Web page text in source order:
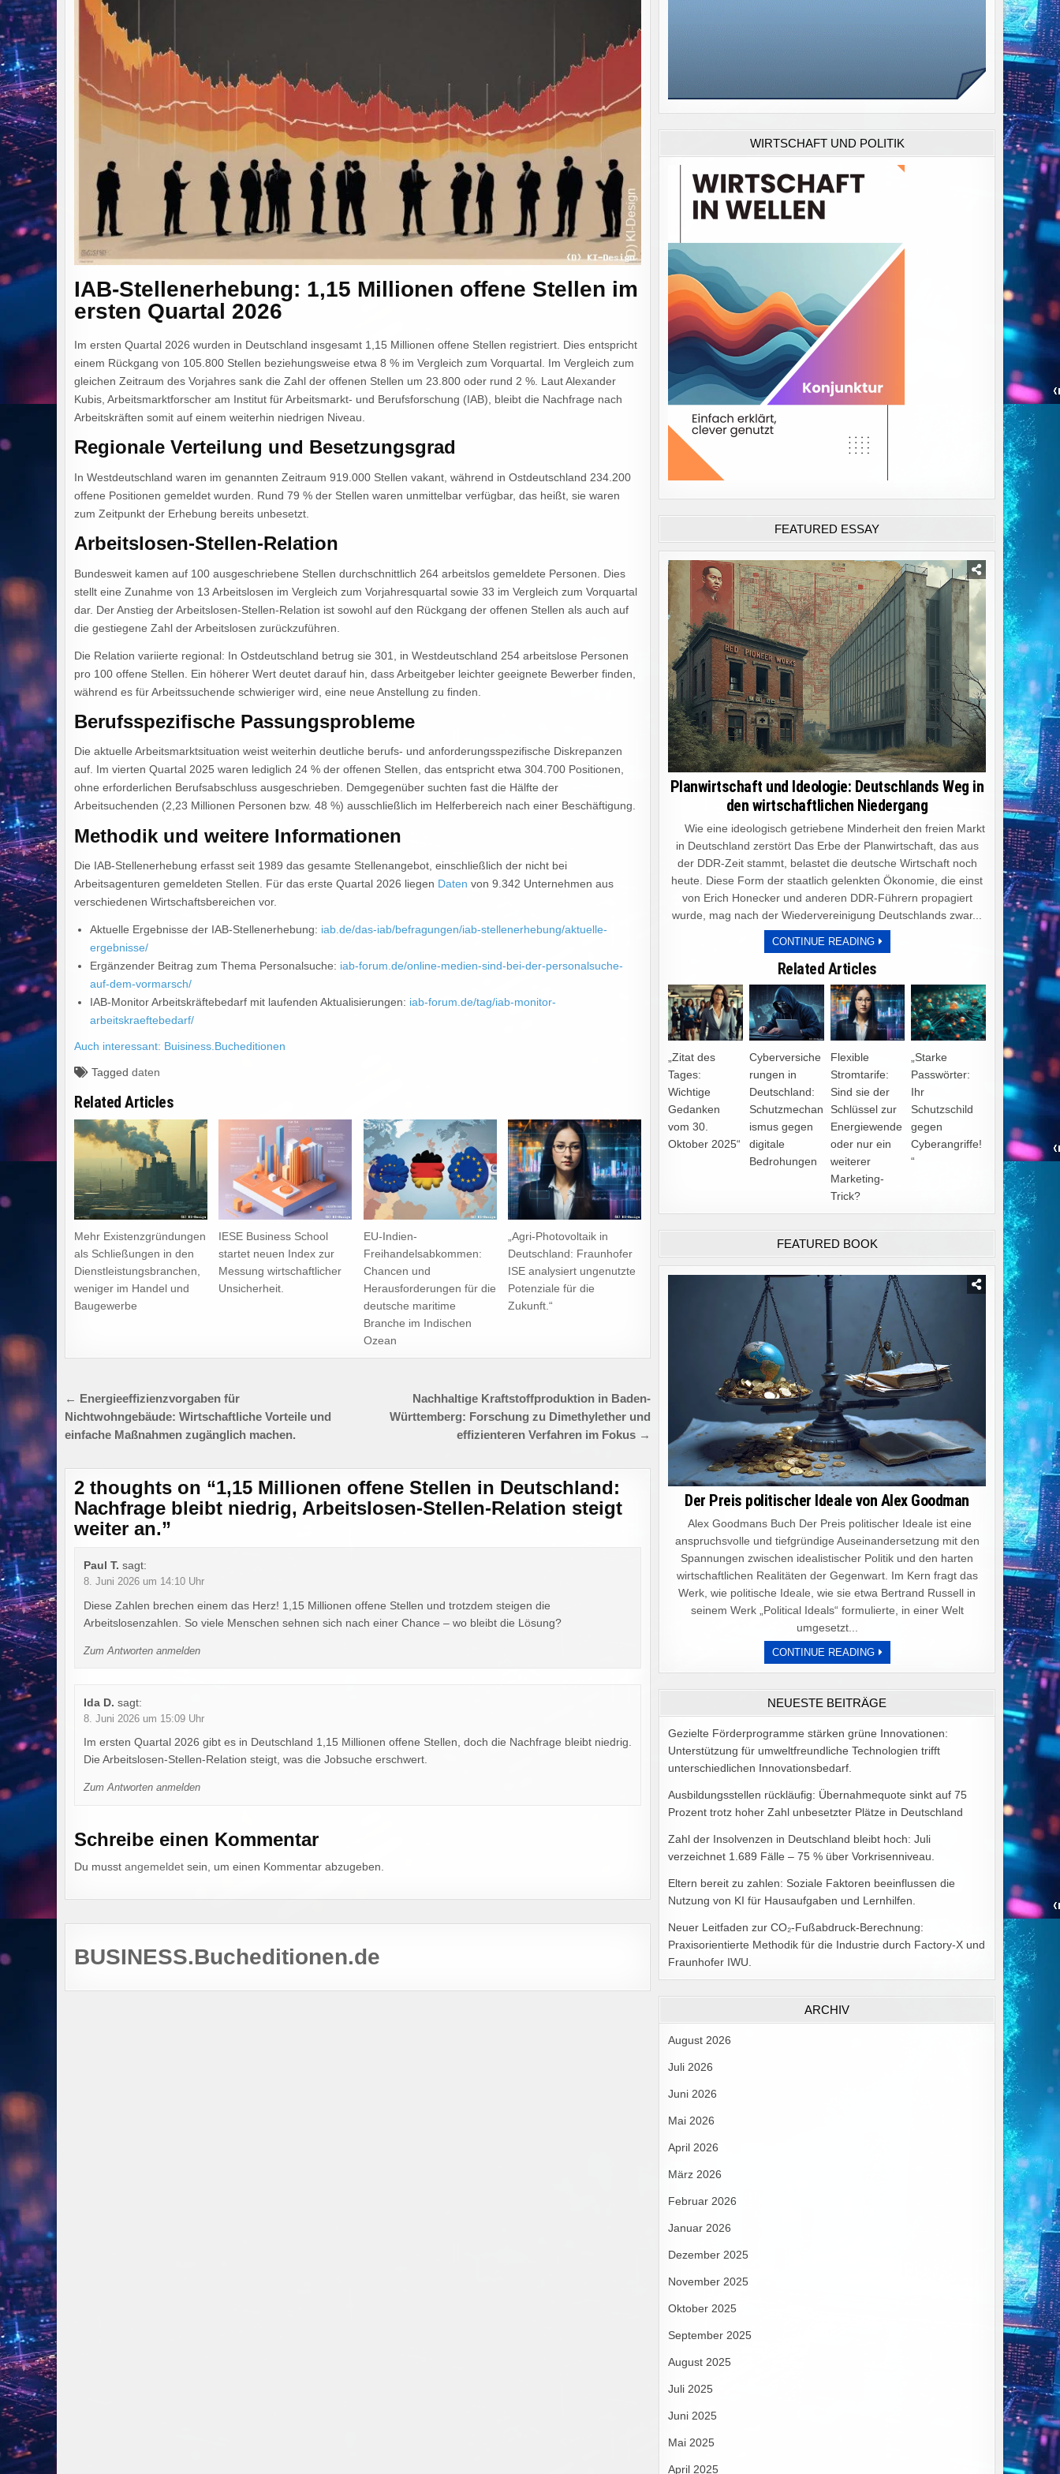
IAB-Stellenerhebung: 1,15 Millionen offene Stellen im
ersten Quartal 2026
Im ersten Quartal 2026 wurden in Deutschland insgesamt 1,15 Millionen offene Stellen registriert. Dies entspricht
einem Rückgang von 105.800 Stellen beziehungsweise etwa 8 % im Vergleich zum Vorquartal. Im Vergleich zum
gleichen Zeitraum des Vorjahres sank die Zahl der offenen Stellen um 23.800 oder rund 2 %. Laut Alexander
Kubis, Arbeitsmarktforscher am Institut für Arbeitsmarkt- und Berufsforschung (IAB), bleibt die Nachfrage nach
Arbeitskräften somit auf einem weiterhin niedrigen Niveau.
Regionale Verteilung und Besetzungsgrad
In Westdeutschland waren im genannten Zeitraum 919.000 Stellen vakant, während in Ostdeutschland 234.200
offene Positionen gemeldet wurden. Rund 79 % der Stellen waren unmittelbar verfügbar, das heißt, sie waren
zum Zeitpunkt der Erhebung bereits unbesetzt.
Arbeitslosen-Stellen-Relation
Bundesweit kamen auf 100 ausgeschriebene Stellen durchschnittlich 264 arbeitslos gemeldete Personen. Dies
stellt eine Zunahme von 13 Arbeitslosen im Vergleich zum Vorjahresquartal sowie 33 im Vergleich zum Vorquartal
dar. Der Anstieg der Arbeitslosen-Stellen-Relation ist sowohl auf den Rückgang der offenen Stellen als auch auf
die gestiegene Zahl der Arbeitslosen zurückzuführen.
Die Relation variierte regional: In Ostdeutschland betrug sie 301, in Westdeutschland 254 arbeitslose Personen
pro 100 offene Stellen. Ein höherer Wert deutet darauf hin, dass Arbeitgeber leichter geeignete Bewerber finden,
während es für Arbeitssuchende schwieriger wird, eine neue Anstellung zu finden.
Berufsspezifische Passungsprobleme
Die aktuelle Arbeitsmarktsituation weist weiterhin deutliche berufs- und anforderungsspezifische Diskrepanzen
auf. Im vierten Quartal 2025 waren lediglich 24 % der offenen Stellen, das entspricht etwa 304.700 Positionen,
ohne erforderlichen Berufsabschluss ausgeschrieben. Demgegenüber suchten fast die Hälfte der
Arbeitsuchenden (2,23 Millionen Personen bzw. 48 %) ausschließlich im Helferbereich nach einer Beschäftigung.
Methodik und weitere Informationen
Die IAB-Stellenerhebung erfasst seit 1989 das gesamte Stellenangebot, einschließlich der nicht bei
Arbeitsagenturen gemeldeten Stellen. Für das erste Quartal 2026 liegen Daten von 9.342 Unternehmen aus
verschiedenen Wirtschaftsbereichen vor.
Aktuelle Ergebnisse der IAB-Stellenerhebung: iab.de/das-iab/befragungen/iab-stellenerhebung/aktuelle-
ergebnisse/
Ergänzender Beitrag zum Thema Personalsuche: iab-forum.de/online-medien-sind-bei-der-personalsuche-
auf-dem-vormarsch/
IAB-Monitor Arbeitskräftebedarf mit laufenden Aktualisierungen: iab-forum.de/tag/iab-monitor-
arbeitskraeftebedarf/
Auch interessant: Buisiness.Bucheditionen
Tagged daten
Related Articles
Mehr Existenzgründungen
als Schließungen in den
Dienstleistungsbranchen,
weniger im Handel und
Baugewerbe
IESE Business School
startet neuen Index zur
Messung wirtschaftlicher
Unsicherheit.
EU-Indien-
Freihandelsabkommen:
Chancen und
Herausforderungen für die
deutsche maritime
Branche im Indischen
Ozean
„Agri-Photovoltaik in
Deutschland: Fraunhofer
ISE analysiert ungenutzte
Potenziale für die
Zukunft.“
Beitragsnavigation
Nachhaltige Kraftstoffproduktion in Baden-
Württemberg: Forschung zu Dimethylether und
effizienteren Verfahren im Fokus →
← Energieeffizienzvorgaben für
Nichtwohngebäude: Wirtschaftliche Vorteile und
einfache Maßnahmen zugänglich machen.
2 thoughts on “1,15 Millionen offene Stellen in Deutschland:
Nachfrage bleibt niedrig, Arbeitslosen-Stellen-Relation steigt
weiter an.”
Paul T. sagt:
8. Juni 2026 um 14:10 Uhr
Diese Zahlen brechen einem das Herz! 1,15 Millionen offene Stellen und trotzdem steigen die
Arbeitslosenzahlen. So viele Menschen sehnen sich nach einer Chance – wo bleibt die Lösung?
Zum Antworten anmelden
Ida D. sagt:
8. Juni 2026 um 15:09 Uhr
Im ersten Quartal 2026 gibt es in Deutschland 1,15 Millionen offene Stellen, doch die Nachfrage bleibt niedrig.
Die Arbeitslosen-Stellen-Relation steigt, was die Jobsuche erschwert.
Zum Antworten anmelden
Schreibe einen Kommentar
Du musst angemeldet sein, um einen Kommentar abzugeben.
BUSINESS.Bucheditionen.de
WIRTSCHAFT UND POLITIK
FEATURED ESSAY
Planwirtschaft und Ideologie: Deutschlands Weg in
den wirtschaftlichen Niedergang
Wie eine ideologisch getriebene Minderheit den freien Markt
in Deutschland zerstört Das Erbe der Planwirtschaft, das aus
der DDR-Zeit stammt, belastet die deutsche Wirtschaft noch
heute. Diese Form der staatlich gelenkten Ökonomie, die einst
von Erich Honecker und anderen DDR-Führern propagiert
wurde, mag nach der Wiedervereinigung Deutschlands zwar...
CONTINUE READINGPLANWIRTSCHAFT
UND
DEUTSCHLANDS
IN
DEN
WIRTSCHAFTLICHEN
NIEDERGANG
Related Articles
„Zitat des
Tages:
Wichtige
Gedanken
vom 30.
Oktober 2025“
Cyberversiche
rungen in
Deutschland:
Schutzmechan
ismus gegen
digitale
Bedrohungen
Flexible
Stromtarife:
Sind sie der
Schlüssel zur
Energiewende
oder nur ein
weiterer
Marketing-
Trick?
„Starke
Passwörter:
Ihr
Schutzschild
gegen
Cyberangriffe!
“
FEATURED BOOK
Der Preis politischer Ideale von Alex Goodman
Alex Goodmans Buch Der Preis politischer Ideale ist eine
anspruchsvolle und tiefgründige Auseinandersetzung mit den
Spannungen zwischen idealistischer Politik und den harten
wirtschaftlichen Realitäten der Gegenwart. Im Kern fragt das
Werk, wie politische Ideale, wie sie etwa Bertrand Russell in
seinem Werk „Political Ideals“ formulierte, in einer Welt
umgesetzt...
CONTINUE READINGDER
PREIS
POLITISCHER
VON
ALEX
GOODMAN
NEUESTE BEITRÄGE
Gezielte Förderprogramme stärken grüne Innovationen:
Unterstützung für umweltfreundliche Technologien trifft
unterschiedlichen Innovationsbedarf.
Ausbildungsstellen rückläufig: Übernahmequote sinkt auf 75
Prozent trotz hoher Zahl unbesetzter Plätze in Deutschland
Zahl der Insolvenzen in Deutschland bleibt hoch: Juli
verzeichnet 1.689 Fälle – 75 % über Vorkrisenniveau.
Eltern bereit zu zahlen: Soziale Faktoren beeinflussen die
Nutzung von KI für Hausaufgaben und Lernhilfen.
Neuer Leitfaden zur CO₂-Fußabdruck-Berechnung:
Praxisorientierte Methodik für die Industrie durch Factory-X und
Fraunhofer IWU.
ARCHIV
August 2026
Juli 2026
Juni 2026
Mai 2026
April 2026
März 2026
Februar 2026
Januar 2026
Dezember 2025
November 2025
Oktober 2025
September 2025
August 2025
Juli 2025
Juni 2025
Mai 2025
April 2025